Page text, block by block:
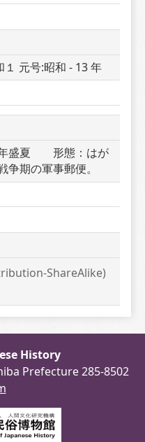
元号:昭和 - 13 年
盛夏　　形態：はが
期の軍事郵便。
ShareAlike)
History
Prefecture 285-8502